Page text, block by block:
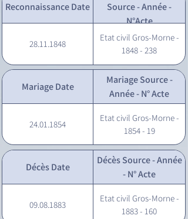
Reconnaissance Date
Source - Année -
N°Acte
28.11.1848
Etat civil Gros-Morne -
1848 - 238
Mariage Date
Mariage Source -
Année - N° Acte
24.01.1854
Etat civil Gros-Morne -
1854 - 19
Décès Date
Décès Source - Année
- N° Acte
09.08.1883
Etat civil Gros-Morne -
1883 - 160